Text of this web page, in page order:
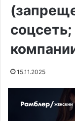
15.11.2025